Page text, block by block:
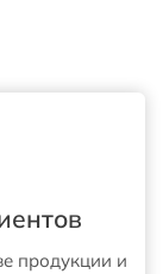
продукции и